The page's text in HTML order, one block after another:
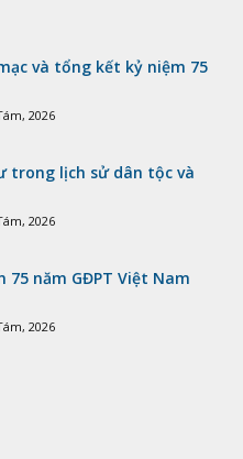
và tổng kết kỷ niệm 75
2026
trong lịch sử dân tộc và
2026
75 năm GĐPT Việt Nam
2026